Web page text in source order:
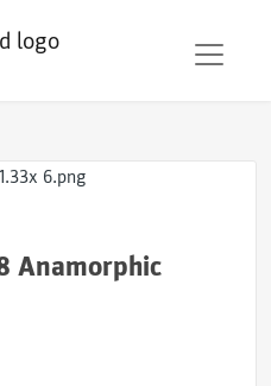
Anamorphic